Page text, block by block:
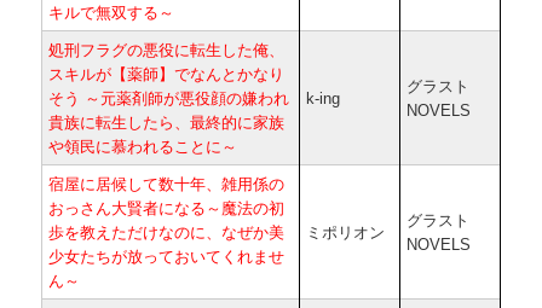
キルで無双する～
処刑フラグの悪役に転生した俺、
スキルが【薬師】でなんとかなり
そう ～元薬剤師が悪役顔の嫌われ
貴族に転生したら、最終的に家族
や領民に慕われることに～
k-ing
グラスト
NOVELS
宿屋に居候して数十年、雑用係の
おっさん大賢者になる～魔法の初
歩を教えただけなのに、なぜか美
少女たちが放っておいてくれませ
ん～
ミポリオン
グラスト
NOVELS